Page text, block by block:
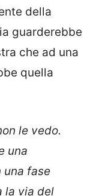
della
guarderebbe
che ad una
quella
le vedo.
una
una fase
la via del